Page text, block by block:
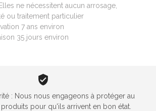
ne nécessitent aucun arrosage,
ou traitement particulier
7 ans environ
35 jours environ
: Nous nous engageons à protéger au
pour qu'ils arrivent en bon état.